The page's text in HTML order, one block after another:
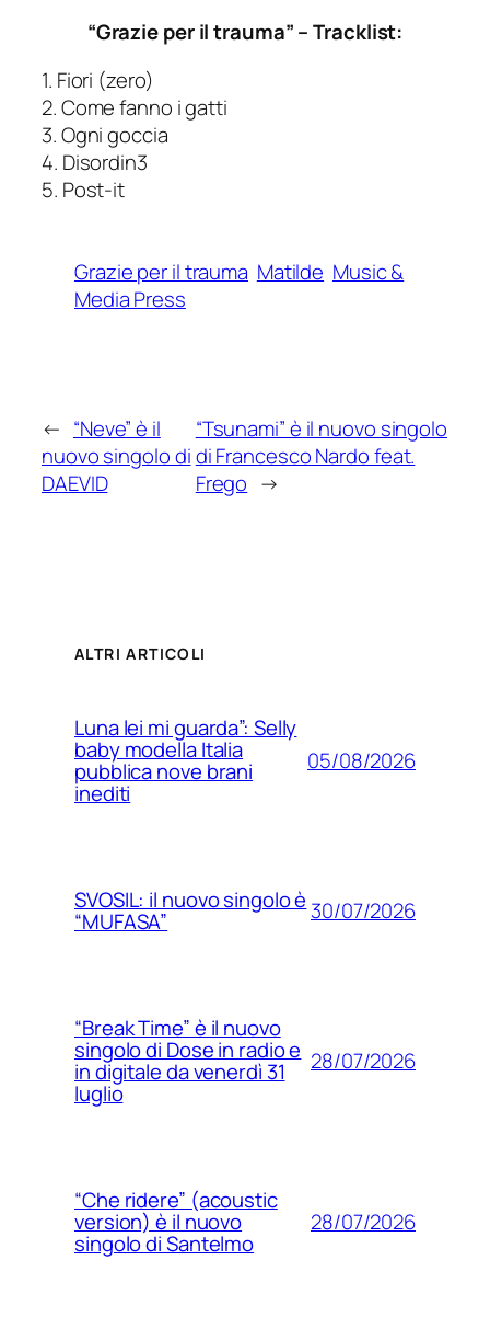
“Grazie per il trauma” – Tracklist:
1. Fiori (zero)
2. Come fanno i gatti
3. Ogni goccia
4. Disordin3
5. Post-it
Grazie per il trauma Matilde Music &
Media Press
← “Neve” è il
nuovo singolo di
DAEVID
“Tsunami” è il nuovo singolo
di Francesco Nardo feat.
Frego →
ALTRI ARTICOLI
Luna lei mi guarda”: Selly
baby modella Italia
pubblica nove brani
inediti
05/08/2026
SVOSIL: il nuovo singolo è
“MUFASA” 30/07/2026
“Break Time” è il nuovo
singolo di Dose in radio e
in digitale da venerdì 31
luglio
28/07/2026
“Che ridere” (acoustic
version) è il nuovo
singolo di Santelmo
28/07/2026